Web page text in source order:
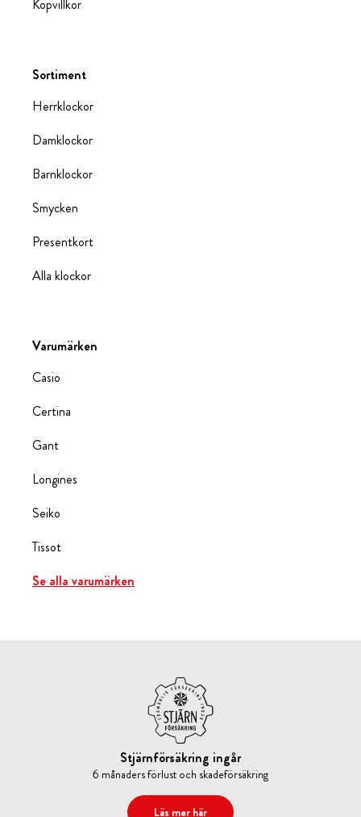
Köpvillkor
Sortiment
Herrklockor
Damklockor
Barnklockor
Smycken
Presentkort
Alla klockor
Varumärken
Casio
Certina
Gant
Longines
Seiko
Tissot
Se alla varumärken
Stjärnförsäkring ingår
6 månaders förlust och skadeförsäkring
Läs mer här